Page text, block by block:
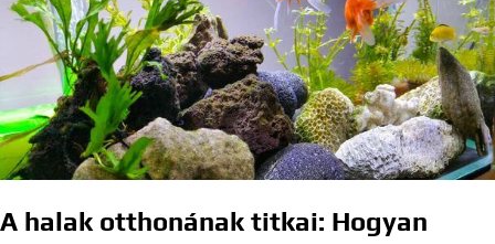
A halak otthonának titkai: Hogyan